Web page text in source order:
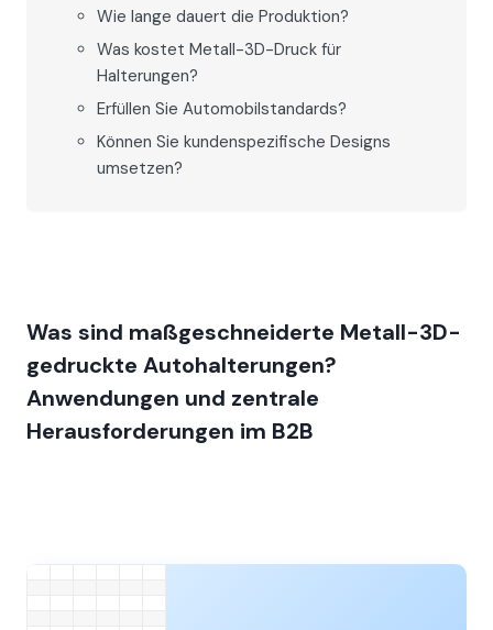
Wie lange dauert die Produktion?
Was kostet Metall-3D-Druck für
Halterungen?
Erfüllen Sie Automobilstandards?
Können Sie kundenspezifische Designs
umsetzen?
Was sind maßgeschneiderte Metall-3D-
gedruckte Autohalterungen?
Anwendungen und zentrale
Herausforderungen im B2B